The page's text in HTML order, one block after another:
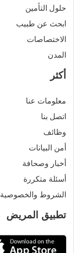
حلول التأمين
ابحث عن طبيب
الاختصاصات
المدن
أكثر
معلومات عنا
اتصل بنا
وظائف
أمن البيانات
أخبار وصحافة
أسئلة متكررة
الشروط والخصوصية
تطبيق المريض